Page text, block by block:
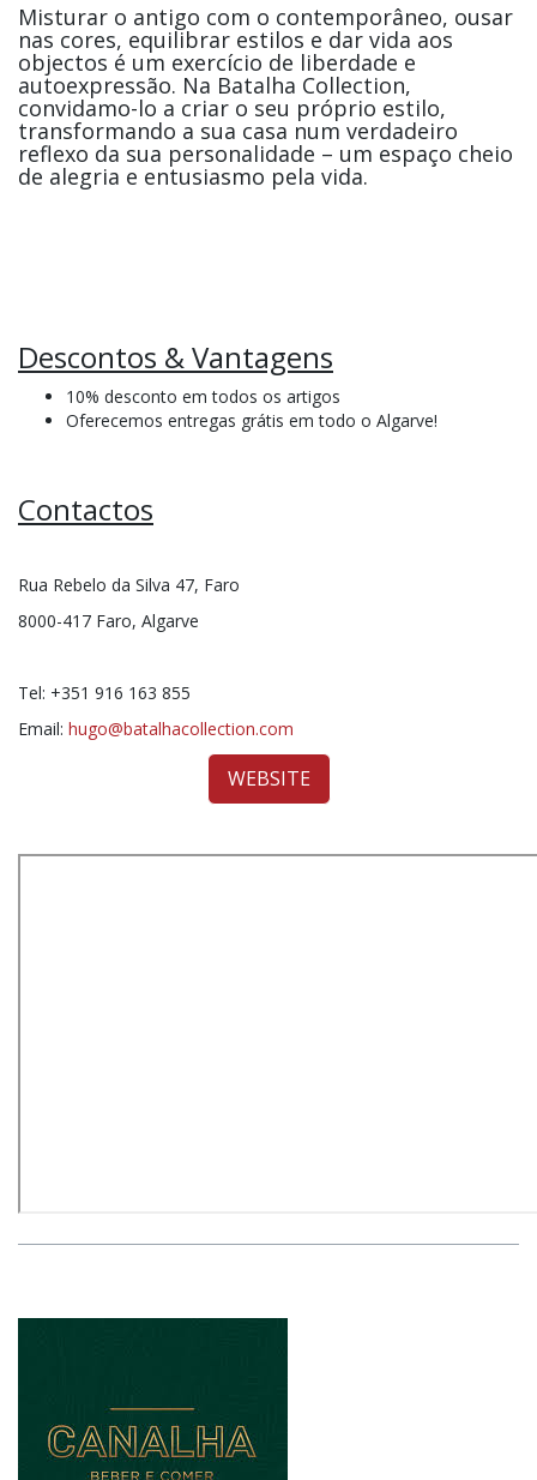
Misturar o antigo com o contemporâneo, ousar
nas cores, equilibrar estilos e dar vida aos
objectos é um exercício de liberdade e
autoexpressão. Na Batalha Collection,
convidamo-lo a criar o seu próprio estilo,
transformando a sua casa num verdadeiro
reflexo da sua personalidade – um espaço cheio
de alegria e entusiasmo pela vida.
Descontos & Vantagens
10% desconto em todos os artigos
Oferecemos entregas grátis em todo o Algarve!
Contactos
Rua Rebelo da Silva 47, Faro
8000-417 Faro, Algarve
Tel: +351 916 163 855
Email: hugo@batalhacollection.com
WEBSITE